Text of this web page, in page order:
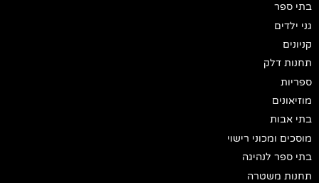
בתי ספר
גני ילדים
קניונים
תחנות דלק
ספריות
מוזיאונים
בתי אבות
מוסכים ומכוני רישוי
בתי ספר לנהיגה
תחנות משטרה